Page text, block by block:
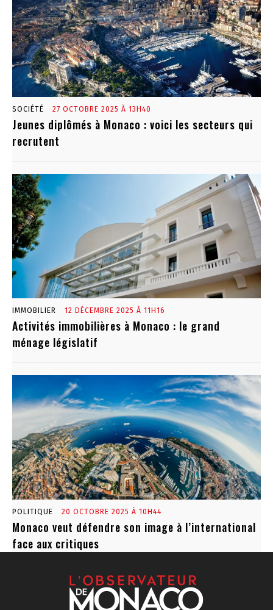
SOCIÉTÉ 27 OCTOBRE 2025 À 13H40
Jeunes diplômés à Monaco : voici les secteurs qui
recrutent
IMMOBILIER 12 DÉCEMBRE 2025 À 11H16
Activités immobilières à Monaco : le grand
ménage législatif
POLITIQUE 20 OCTOBRE 2025 À 10H44
Monaco veut défendre son image à l’international
face aux critiques